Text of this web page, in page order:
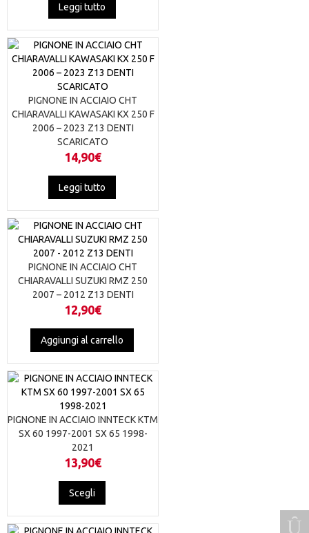
Leggi tutto
PIGNONE IN ACCIAIO CHT
CHIARAVALLI KAWASAKI KX 250 F
2006 – 2023 Z13 DENTI
SCARICATO
14,90€
Leggi tutto
PIGNONE IN ACCIAIO CHT
CHIARAVALLI SUZUKI RMZ 250
2007 – 2012 Z13 DENTI
12,90€
Aggiungi al carrello
PIGNONE IN ACCIAIO INNTECK KTM
SX 60 1997-2001 SX 65 1998-
2021
13,90€
Scegli
più